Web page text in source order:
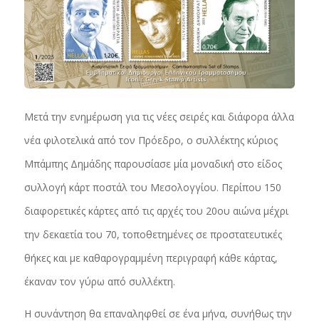
Μετά την ενημέρωση για τις νέες σειρές και διάφορα άλλα
νέα φιλοτελικά από τον Πρόεδρο, ο συλλέκτης κύριος
Μπάμπης Δημάδης παρουσίασε μία μοναδική στο είδος
συλλογή κάρτ ποστάλ του Μεσολογγίου. Περίπου 150
διαφορετικές κάρτες από τις αρχές του 20ου αιώνα μέχρι
την δεκαετία του 70, τοποθετημένες σε προστατευτικές
θήκες και με καθαρογραμμένη περιγραφή κάθε κάρτας,
έκαναν τον γύρω από συλλέκτη.
Η συνάντηση θα επαναληφθεί σε ένα μήνα, συνήθως την